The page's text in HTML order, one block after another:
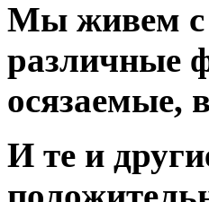
Мы живем с
различные
осязаемые,
И те и